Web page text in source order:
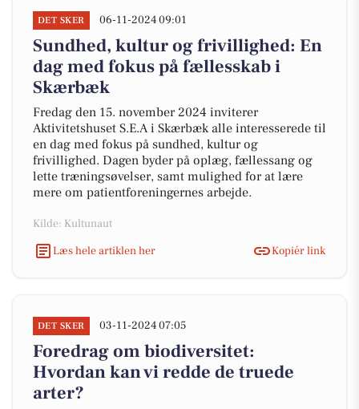
DET SKER 06-11-2024 09:01
Sundhed, kultur og frivillighed: En
dag med fokus på fællesskab i
Skærbæk
Fredag den 15. november 2024 inviterer
Aktivitetshuset S.E.A i Skærbæk alle interesserede til
en dag med fokus på sundhed, kultur og
frivillighed. Dagen byder på oplæg, fællessang og
lette træningsøvelser, samt mulighed for at lære
mere om patientforeningernes arbejde.
Kilde: Kultunaut
Læs hele artiklen her
Kopiér link
DET SKER 03-11-2024 07:05
Foredrag om biodiversitet:
Hvordan kan vi redde de truede
arter?